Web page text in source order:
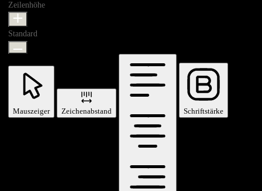
Zeilenhöhe
Standard
Mauszeiger Zeichenabstand Schriftstärke